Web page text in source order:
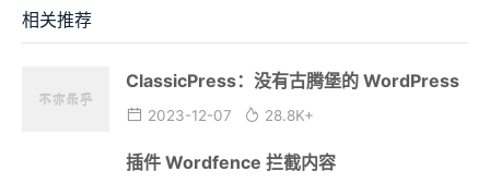
相关推荐
ClassicPress：没有古腾堡的 WordPress
2023-12-07 28.8K+
插件 Wordfence 拦截内容